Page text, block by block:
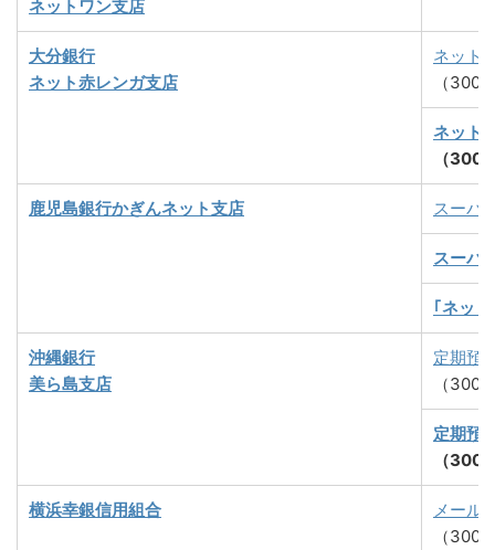
ネットワン支店
大分銀行
ネット赤レンガ支店
ネット
（300
ネット
（300
鹿児島銀行かぎんネット支店 スーパ
スーパ
｢ネッ
沖縄銀行
美ら島支店
定期預
（300
定期預
（300
横浜幸銀信用組合
メール
（300